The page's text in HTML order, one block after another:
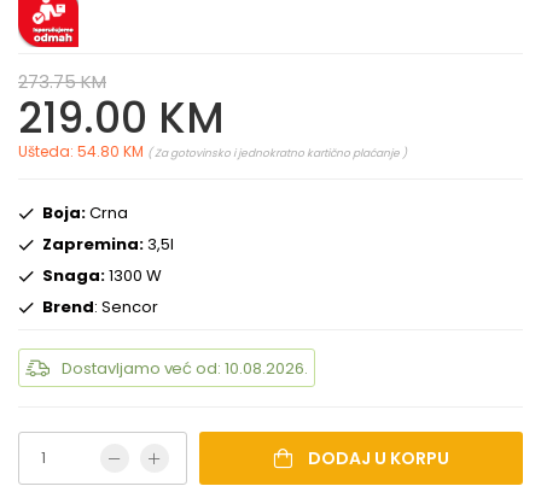
273.75 KM
219.00 KM
Ušteda: 54.80 KM ( Za gotovinsko i jednokratno kartično plaćanje )
Boja:Crna
Zapremina:3,5l
Snaga:1300 W
Brend: Sencor
Dostavljamo već od: 10.08.2026.
DODAJ U KORPU